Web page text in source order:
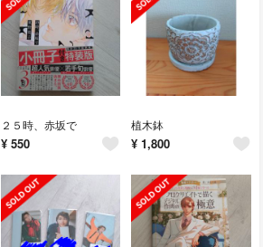
２５時、赤坂で
¥ 550
植木鉢
¥ 1,800